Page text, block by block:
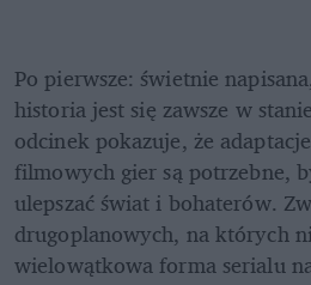
Po pierwsze: świetnie
historia jest się zawsze w
odcinek pokazuje, że
filmowych gier są potrzebne,
ulepszać świat i bohaterów.
drugoplanowych, na których
wielowątkowa forma serialu